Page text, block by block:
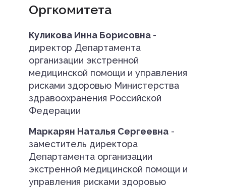
Оргкомитета
Куликова Инна Борисовна -
директор Департамента
организации экстренной
медицинской помощи и управления
рисками здоровью Министерства
здравоохранения Российской
Федерации
Маркарян Наталья Сергеевна-
заместитель директора
Департамента организации
экстренной медицинской помощи и
управления рисками здоровью